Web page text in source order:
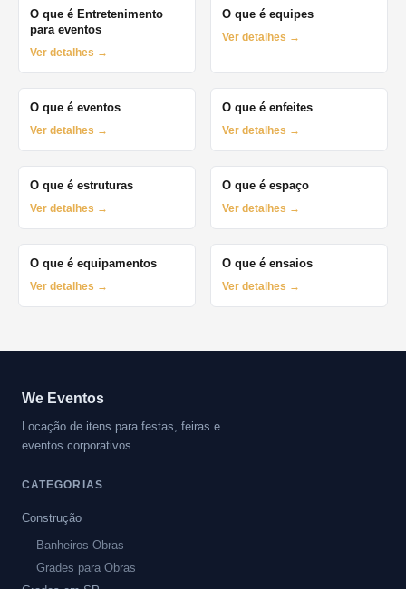
O que é Entretenimento
para eventos
Ver detalhes →
O que é equipes
Ver detalhes →
O que é eventos
Ver detalhes →
O que é enfeites
Ver detalhes →
O que é estruturas
Ver detalhes →
O que é espaço
Ver detalhes →
O que é equipamentos
Ver detalhes →
O que é ensaios
Ver detalhes →
We Eventos
Locação de itens para festas, feiras e
eventos corporativos
CATEGORIAS
Construção
Banheiros Obras
Grades para Obras